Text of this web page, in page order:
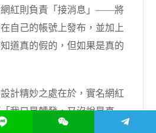
網紅則負責「接消息」——將
自己的帳號上發布，並加上
道真的假的，但如果是真的
計精妙之處在於，實名網紅
我只是轉發，又沒說是真
帳號製造的話題紅利。而匿